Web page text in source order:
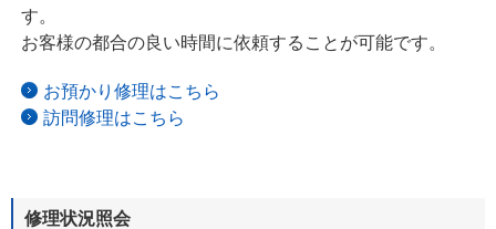
す。
お客様の都合の良い時間に依頼することが可能です。
お預かり修理はこちら
訪問修理はこちら
修理状況照会